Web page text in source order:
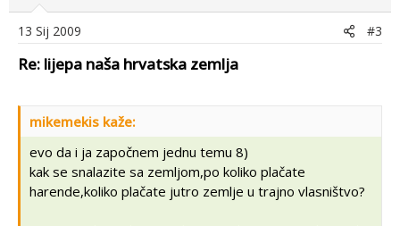
13 Sij 2009 #3
Re: lijepa naša hrvatska zemlja
mikemekis kaže:
evo da i ja započnem jednu temu 8)
kak se snalazite sa zemljom,po koliko plačate
harende,koliko plačate jutro zemlje u trajno vlasništvo?